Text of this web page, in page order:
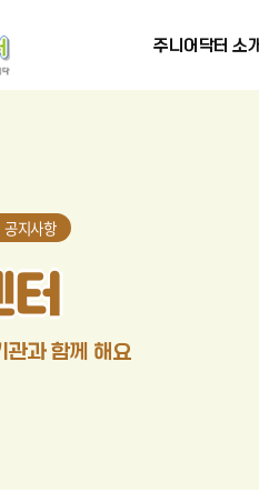
주니어닥터 소
공지사항
관과 함께 해요